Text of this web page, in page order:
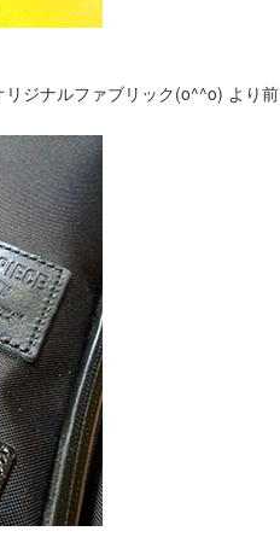
ジナルファブリック(o^^o) より前